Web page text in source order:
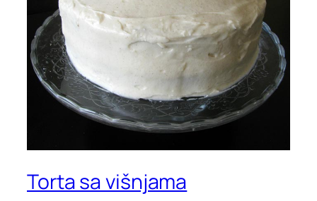
Torta sa višnjama